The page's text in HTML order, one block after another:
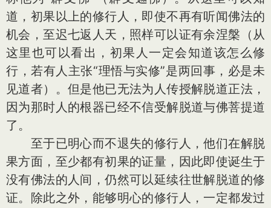
道，初果以上的修行人，即使不再有听闻佛法的
机会，至迟七返人天，照样可以证有余涅槃（从
这里也可以看出，初果人一定会知道该怎么修
行，若有人主张“理悟与实修”是两回事，必是未
见道者）。但是他已无法为人传授解脱道正法，
因为那时人的根器已经不信受解脱道与佛菩提道
了。
至于已明心而不退失的修行人，他们在解脱
果方面，至少都有初果的证量，因此即使诞生于
没有佛法的人间，仍然可以延续往世解脱道的修
证。除此之外，能够明心的修行人，一定都发过